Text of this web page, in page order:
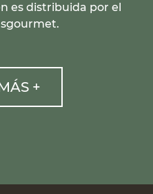
es distribuida por el
+